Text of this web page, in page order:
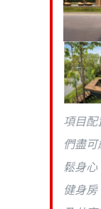
項目
們盡
鬆身
健身